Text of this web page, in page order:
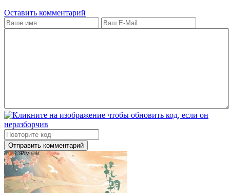
Оставить комментарий
Отправить комментарий